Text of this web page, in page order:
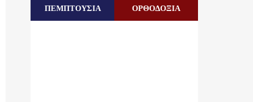
ΠΕΜΠΤΟΥΣΙΑ ΟΡΘΟΔΟΞΙΑ